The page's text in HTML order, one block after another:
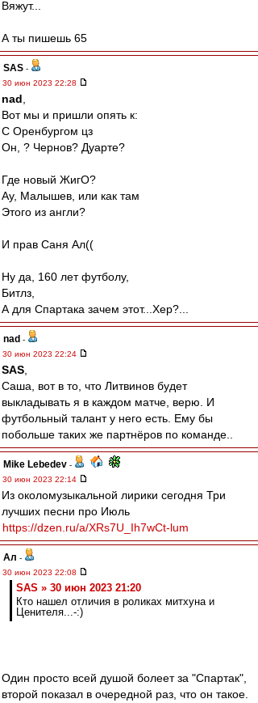
Вяжут...
А ты пишешь 65
SAS -
30 июн 2023 22:28
nad
Вот мы и пришли опять к:
С Оренбургом цз
Он, ? Чернов? Дуарте?
Где новый ЖигО?
Ау, Малышев, или как там
Этого из англи?
И прав Саня Ал((
Ну да, 160 лет футболу,
Битлз,
А для Спартака зачем этот...Хер?...
nad -
30 июн 2023 22:24
SAS
Саша, вот в то, что Литвинов будет
выкладывать я в каждом матче, верю. И
футбольный талант у него есть. Ему бы
побольше таких же партнёров по команде..
Mike Lebedev -
30 июн 2023 22:14
Из околомузыкальной лирики сегодня Три
лучших песни про Июль
https://dzen.ru/a/XRs7U_Ih7wCt-lum
Ал -
30 июн 2023 22:08
SAS » 30 июн 2023 21:20
Кто нашел отличия в роликах митхуна и
Ценителя...-:)
Один просто всей душой болеет за "Спартак",
второй показал в очередной раз, что он такое.